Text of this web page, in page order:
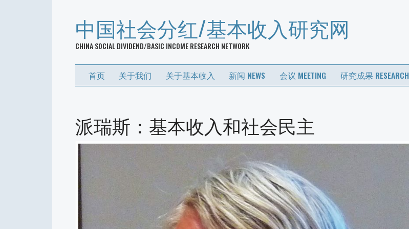
中国社会分红/基本收入研究网
CHINA SOCIAL DIVIDEND/BASIC INCOME RESEARCH NETWORK
首页 关于我们 关于基本收入 新闻 NEWS 会议 MEETING 研究成果 RESEARCH
派瑞斯：基本收入和社会民主